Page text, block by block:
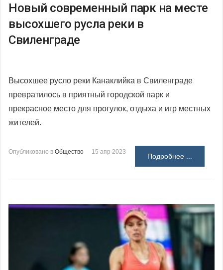
Новый современный парк на месте
высохшего русла реки в
Свиленграде
Высохшее русло реки Канаклийка в Свиленграде
превратилось в приятный городской парк и
прекрасное место для прогулок, отдыха и игр местных
жителей.
Опубликовано в Общество 15 апр 2023
Подробнее ...